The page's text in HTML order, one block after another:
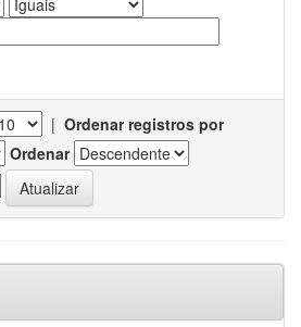
| Ordenar registros por
Ordenar